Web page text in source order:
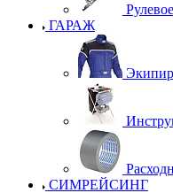
ГАРАЖ
СИМРЕЙСИНГ